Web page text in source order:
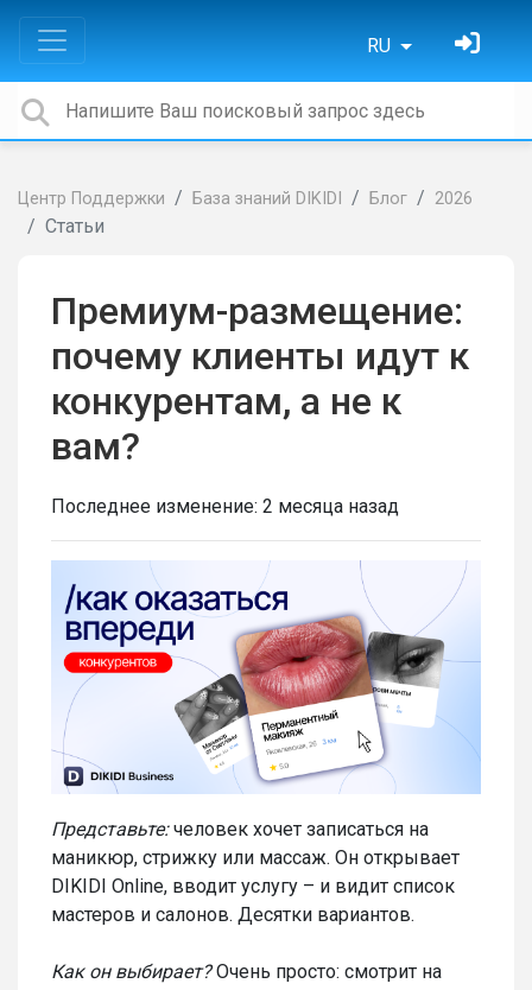
RU
Центр Поддержки База знаний DIKIDI Блог 2026
Статьи
Премиум-размещение:
почему клиенты идут к
конкурентам, а не к
вам?
Последнее изменение: 2 месяца назад
Представьте:человек хочет записаться на
маникюр, стрижку или массаж. Он открывает
DIKIDI Online, вводит услугу – и видит список
мастеров и салонов. Десятки вариантов.
Как он выбирает?Очень просто: смотрит на